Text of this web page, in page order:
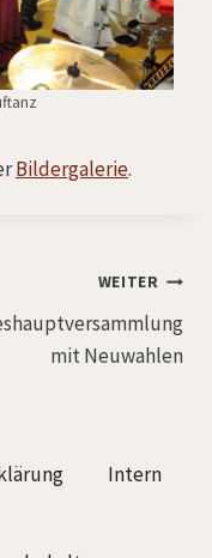
Bildergalerie.
WEITER
mit Neuwahlen
Intern